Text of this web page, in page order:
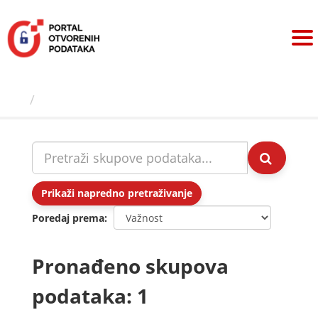
sadržaj
Prikaži napredno pretraživanje
Poredaj prema
Pronađeno skupova
podataka: 1